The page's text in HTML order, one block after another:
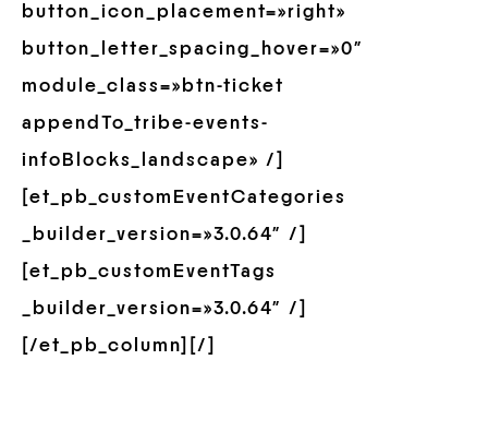
button_icon_placement=»right»
button_letter_spacing_hover=»0″
module_class=»btn-ticket
appendTo_tribe-events-
infoBlocks_landscape» /]
[et_pb_customEventCategories
_builder_version=»3.0.64″ /]
[et_pb_customEventTags
_builder_version=»3.0.64″ /]
[/et_pb_column][/]